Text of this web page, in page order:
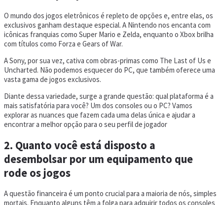
O mundo dos jogos eletrônicos é repleto de opções e, entre elas, os
exclusivos ganham destaque especial. A Nintendo nos encanta com
icônicas franquias como Super Mario e Zelda, enquanto o Xbox brilha
com títulos como Forza e Gears of War.
A Sony, por sua vez, cativa com obras-primas como The Last of Us e
Uncharted. Não podemos esquecer do PC, que também oferece uma
vasta gama de jogos exclusivos.
Diante dessa variedade, surge a grande questão: qual plataforma é a
mais satisfatória para você? Um dos consoles ou o PC? Vamos
explorar as nuances que fazem cada uma delas única e ajudar a
encontrar a melhor opção para o seu perfil de jogador
2. Quanto você está disposto a
desembolsar por um equipamento que
rode os jogos
A questão financeira é um ponto crucial para a maioria de nós, simples
mortais. Enquanto alguns têm a folga para adquirir todos os consoles